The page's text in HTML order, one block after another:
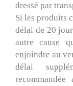
dressé par
Si les produits
délai de 20
autre cause
enjoindre au
délai